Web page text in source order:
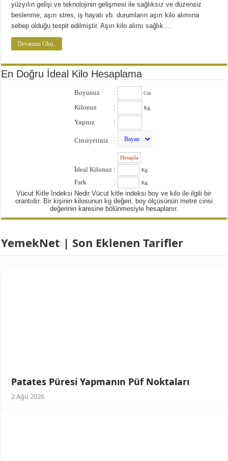
Yağ Yakan Yiyecekler Nelerdir ?
Yulaflı Diyet Mozaik Pasta Tarifi
Dukan patlıcan kebabı
yüzyılın gelişi ve teknolojinin gelişmesi ile sağlıksız ve düzensiz
beslenme, aşırı stres, iş hayatı vb. durumların aşırı kilo alımına
sebep olduğu tespit edilmiştir. Aşırı kilo alımı sağlık …
Devamını Oku..
En Doğru İdeal Kilo Hesaplama
Boyunuz : Cm
Kilonuz : Kg
Yaşınız :
Cinsiyetiniz :
İdeal Kilonuz : Kg
Fark : Kg
Vücut Kitle İndeksi Nedir Vücut kitle indeksi boy ve kilo ile ilgili bir
orantıdır. Bir kişinin kilosunun kg değeri, boy ölçüsünün metre cinsi
değerinin karesine bölünmesiyle hesaplanır.
YemekNet | Son Eklenen Tarifler
Patates Püresi Yapmanın Püf Noktaları
2 Ağu 2026